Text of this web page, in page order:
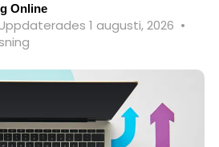
Online
1 augusti, 2026 •